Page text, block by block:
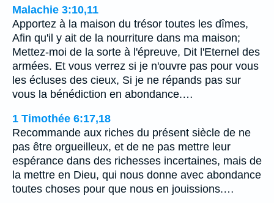
Malachie 3:10,11
Apportez à la maison du trésor toutes les dîmes,
Afin qu'il y ait de la nourriture dans ma maison;
Mettez-moi de la sorte à l'épreuve, Dit l'Eternel des
armées. Et vous verrez si je n'ouvre pas pour vous
les écluses des cieux, Si je ne répands pas sur
vous la bénédiction en abondance.…
1 Timothée 6:17,18
Recommande aux riches du présent siècle de ne
pas être orgueilleux, et de ne pas mettre leur
espérance dans des richesses incertaines, mais de
la mettre en Dieu, qui nous donne avec abondance
toutes choses pour que nous en jouissions.…